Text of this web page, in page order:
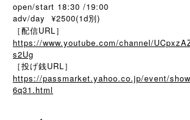
open/start 18:30 /19:00
adv/day ¥2500(1d別)
［配信URL］
https://www.youtube.com/channel/
s2Ug
［投げ銭URL］
https://passmarket.yahoo.co.jp/event/
6q31.html